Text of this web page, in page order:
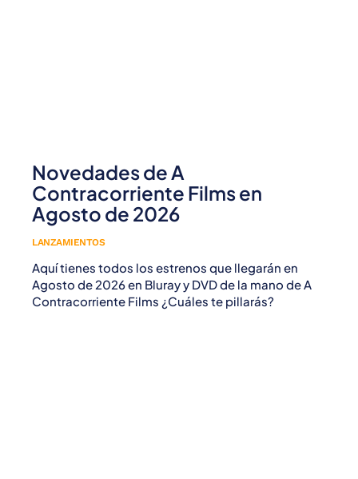
Novedades de A
Contracorriente Films en
Agosto de 2026
LANZAMIENTOS
Aquí tienes todos los estrenos que llegarán en
Agosto de 2026 en Bluray y DVD de la mano de A
Contracorriente Films ¿Cuáles te pillarás?